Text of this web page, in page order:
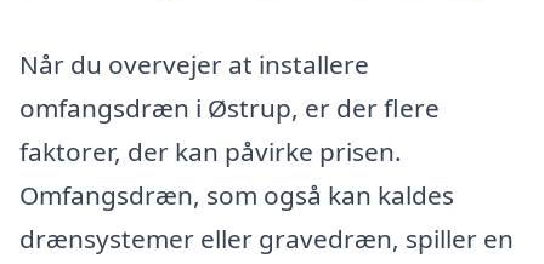
Når du overvejer at installere
omfangsdræn i Østrup, er der flere
faktorer, der kan påvirke prisen.
Omfangsdræn, som også kan kaldes
drænsystemer eller gravedræn, spiller en